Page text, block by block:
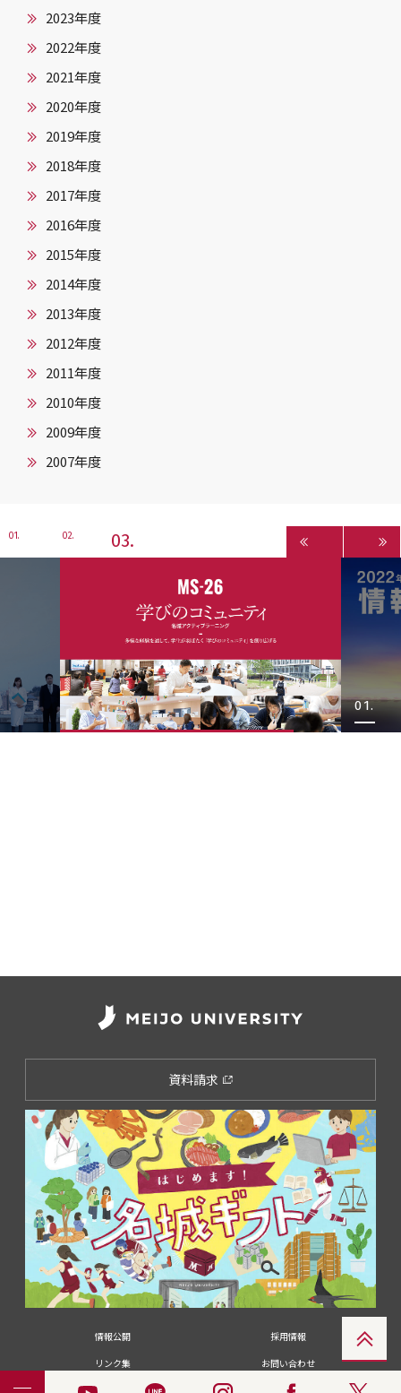
2023年度
2022年度
2021年度
2020年度
2019年度
2018年度
2017年度
2016年度
2015年度
2014年度
2013年度
2012年度
2011年度
2010年度
2009年度
2007年度
1 2 3
資料請求
情報公開
採用情報
リンク集
お問い合わせ
メディアの皆さま
卒業生の皆さま